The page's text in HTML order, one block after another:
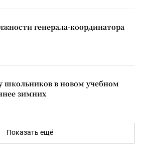
генерала-координатора
школьников в новом учебном
зимних
Показать ещё